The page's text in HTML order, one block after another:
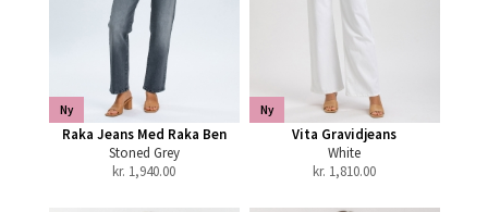
Ny
Raka Jeans Med Raka Ben
Stoned Grey
kr. 1,940.00
Ny
Vita Gravidjeans
White
kr. 1,810.00